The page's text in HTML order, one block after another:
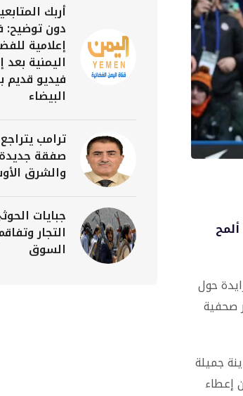
حول
صحفية
جميلة
إعطاء
أربك
دون توضيح:
إعلامية
اليمنية
فيديو قديم
البيضاء
ترامب
صفقة جديدة
والشرق
جبايات
التجار
السوق